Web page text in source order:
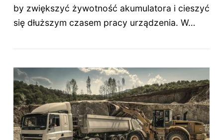
by zwiększyć żywotność akumulatora i cieszyć
się dłuższym czasem pracy urządzenia. W…